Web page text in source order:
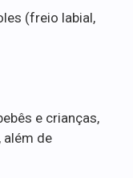
(freio labial,
e crianças,
além de